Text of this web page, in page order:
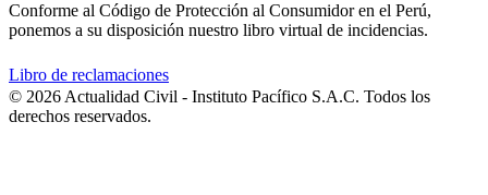
Conforme al Código de Protección al Consumidor en el Perú,
ponemos a su disposición nuestro libro virtual de incidencias.
Libro de reclamaciones
© 2026 Actualidad Civil - Instituto Pacífico S.A.C. Todos los
derechos reservados.